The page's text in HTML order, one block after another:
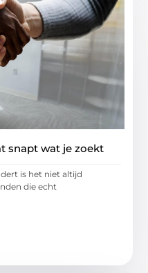
snapt wat je zoekt
is het niet altijd
die echt